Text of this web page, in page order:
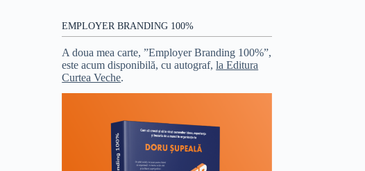
EMPLOYER BRANDING 100%
A doua mea carte, ”Employer Branding 100%”,
este acum disponibilă, cu autograf,la Editura
Curtea Veche.